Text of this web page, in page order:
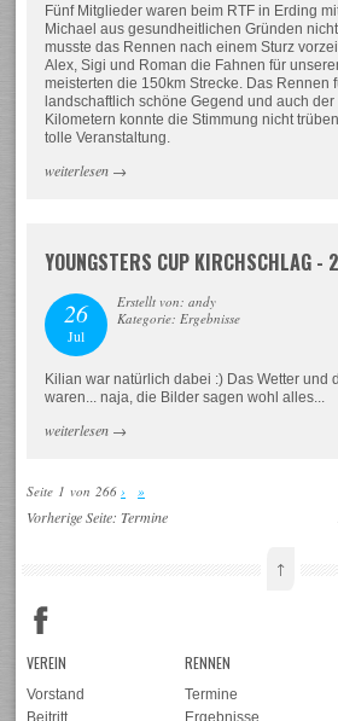
Fünf Mitglieder waren beim RTF in Erding
Michael aus gesundheitlichen Gründen
musste das Rennen nach einem Sturz
Alex, Sigi und Roman die Fahnen für
meisterten die 150km Strecke. Das Rennen
landschaftlich schöne Gegend und auch
Kilometern konnte die Stimmung nicht
tolle Veranstaltung.
weiterlesen →
YOUNGSTERS CUP KIRCHSCHLAG
26
Jul
Erstellt von: andy
Kategorie: Ergebnisse
Kilian war natürlich dabei :) Das Wetter und
waren... naja, die Bilder sagen wohl alles...
weiterlesen →
Seite 1 von 266 › »
Vorherige Seite:Termine
↑
VEREIN
Vorstand
Beitritt
RENNEN
Termine
Ergebnisse